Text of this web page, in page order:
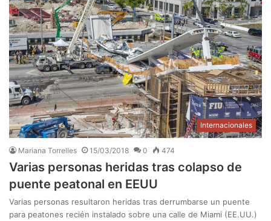
Internacionales
Mariana Torrelles 15/03/2018 0 474
Varias personas heridas tras colapso de
puente peatonal en EEUU
Varias personas resultaron heridas tras derrumbarse un puente
para peatones recién instalado sobre una calle de Miami (EE.UU.)